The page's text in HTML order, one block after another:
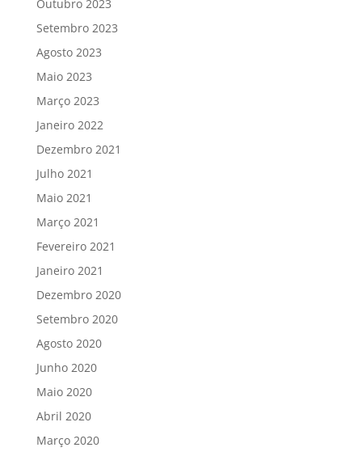
Outubro 2023
Setembro 2023
Agosto 2023
Maio 2023
Março 2023
Janeiro 2022
Dezembro 2021
Julho 2021
Maio 2021
Março 2021
Fevereiro 2021
Janeiro 2021
Dezembro 2020
Setembro 2020
Agosto 2020
Junho 2020
Maio 2020
Abril 2020
Março 2020